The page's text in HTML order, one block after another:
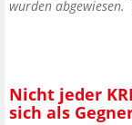
wurden
Nicht jeder
sich als